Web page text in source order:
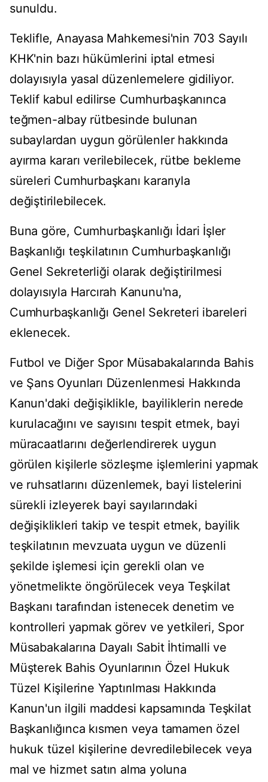
sunuldu.
Teklifle, Anayasa Mahkemesi'nin 703 Sayılı
KHK'nin bazı hükümlerini iptal etmesi
dolayısıyla yasal düzenlemelere gidiliyor.
Teklif kabul edilirse Cumhurbaşkanınca
teğmen-albay rütbesinde bulunan
subaylardan uygun görülenler hakkında
ayırma kararı verilebilecek, rütbe bekleme
süreleri Cumhurbaşkanı kararıyla
değiştirilebilecek.
Buna göre, Cumhurbaşkanlığı İdari İşler
Başkanlığı teşkilatının Cumhurbaşkanlığı
Genel Sekreterliği olarak değiştirilmesi
dolayısıyla Harcırah Kanunu'na,
Cumhurbaşkanlığı Genel Sekreteri ibareleri
eklenecek.
Futbol ve Diğer Spor Müsabakalarında Bahis
ve Şans Oyunları Düzenlenmesi Hakkında
Kanun'daki değişiklikle, bayiliklerin nerede
kurulacağını ve sayısını tespit etmek, bayi
müracaatlarını değerlendirerek uygun
görülen kişilerle sözleşme işlemlerini yapmak
ve ruhsatlarını düzenlemek, bayi listelerini
sürekli izleyerek bayi sayılarındaki
değişiklikleri takip ve tespit etmek, bayilik
teşkilatının mevzuata uygun ve düzenli
şekilde işlemesi için gerekli olan ve
yönetmelikte öngörülecek veya Teşkilat
Başkanı tarafından istenecek denetim ve
kontrolleri yapmak görev ve yetkileri, Spor
Müsabakalarına Dayalı Sabit İhtimalli ve
Müşterek Bahis Oyunlarının Özel Hukuk
Tüzel Kişilerine Yaptırılması Hakkında
Kanun'un ilgili maddesi kapsamında Teşkilat
Başkanlığınca kısmen veya tamamen özel
hukuk tüzel kişilerine devredilebilecek veya
mal ve hizmet satın alma yoluna